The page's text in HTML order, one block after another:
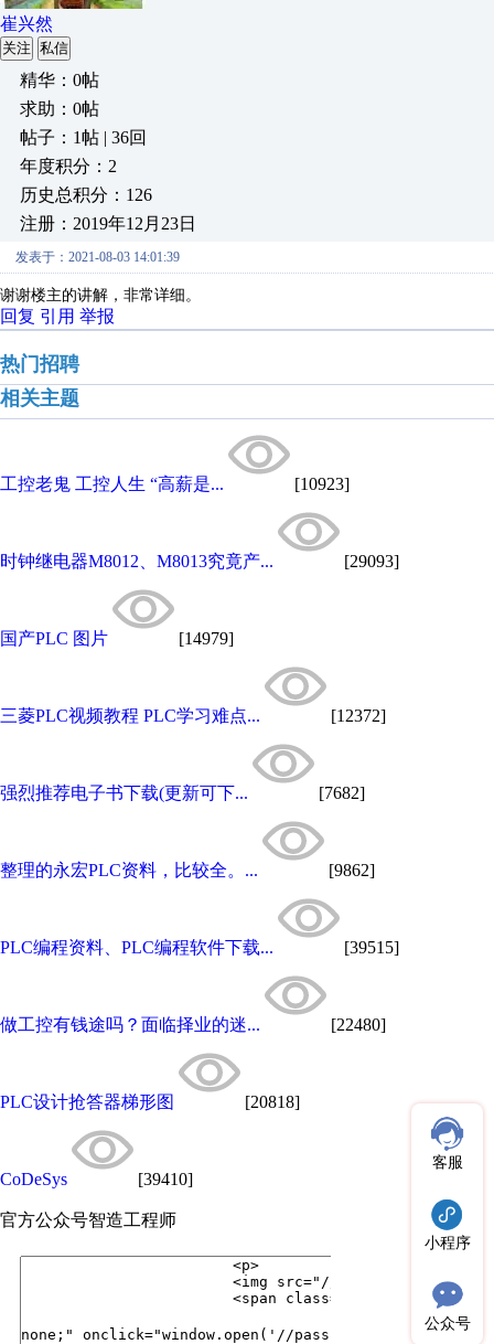
崔兴然
关注 私信
精华：0帖
求助：0帖
帖子：1帖 | 36回
年度积分：2
历史总积分：126
注册：2019年12月23日
发表于：2021-08-03 14:01:39
谢谢楼主的讲解，非常详细。
回复 引用 举报
热门招聘
相关主题
工控老鬼 工控人生 “高薪是... [10923]
时钟继电器M8012、M8013究竟产... [29093]
国产PLC 图片 [14979]
三菱PLC视频教程 PLC学习难点... [12372]
强烈推荐电子书下载(更新可下... [7682]
整理的永宏PLC资料，比较全。... [9862]
PLC编程资料、PLC编程软件下载... [39515]
做工控有钱途吗？面临择业的迷... [22480]
PLC设计抢答器梯形图 [20818]
CoDeSys [39410]
官方公众号智造工程师
客服
小程序
公众号